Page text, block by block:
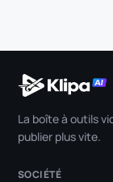
La boîte à outils
publier plus vite.
SOCIÉTÉ